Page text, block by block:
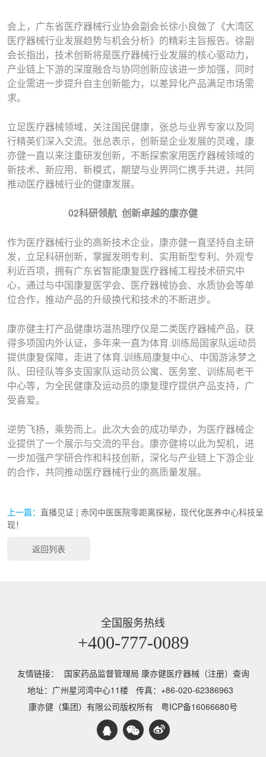
会上，广东省医疗器械行业协会副会长徐小良做了《大湾区
医疗器械行业发展趋势与机会分析》的精彩主旨报告。徐副
会长指出，技术创新将是医疗器械行业发展的核心驱动力，
产业链上下游的深度融合与协同创新应该进一步加强，同时
企业需进一步提升自主创新能力，以差异化产品满足市场需
求。
立足医疗器械领域，关注国民健康，张总与业界专家以及同
行精英们深入交流。张总表示，创新是企业发展的灵魂，康
亦健一直以来注重研发创新，不断探索家用医疗器械领域的
新技术、新应用、新模式，期望与业界同仁携手共进，共同
推动医疗器械行业的健康发展。
02科研领航 创新卓越的康亦健
作为医疗器械行业的高新技术企业，康亦健一直坚持自主研
发，立足科研创新，掌握发明专利、实用新型专利、外观专
利近百项，拥有广东省智能康复医疗器械工程技术研究中
心，通过与中国康复医学会、医疗器械协会、水质协会等单
位合作，推动产品的升级换代和技术的不断进步。
康亦健主打产品健康坊温热理疗仪是二类医疗器械产品，获
得多项国内外认证，多年来一直为体育.训练局国家队运动员
提供康复保障，走进了体育.训练局康复中心、中国游泳梦之
队、田径队等多支国家队运动员公寓、医务室、训练局老干
中心等，为全民健康及运动员的康复理疗提供产品支持，广
受喜爱。
逆势飞扬，乘势而上。此次大会的成功举办，为医疗器械企
业提供了一个展示与交流的平台。康亦健将以此为契机，进
一步加强产学研合作和科技创新，深化与产业链上下游企业
的合作，共同推动医疗器械行业的高质量发展。
上一篇： 直播见证 | 赤冈中医医院零距离探秘，现代化医养中心科技呈
现！
返回列表
全国服务热线
+400-777-0089
友情链接：
国家药品监督管理局 康亦健医疗器械（注册）查询
地址：广州星河湾中心11楼
传真：+86-020-62386963
康亦健（集团）有限公司版权所有
粤ICP备16066680号